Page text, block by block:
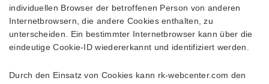
individuellen Browser der betroffenen Person von anderen
Internetbrowsern, die andere Cookies enthalten, zu
unterscheiden. Ein bestimmter Internetbrowser kann über die
eindeutige Cookie-ID wiedererkannt und identifiziert werden.
Durch den Einsatz von Cookies kann rk-webcenter.com den